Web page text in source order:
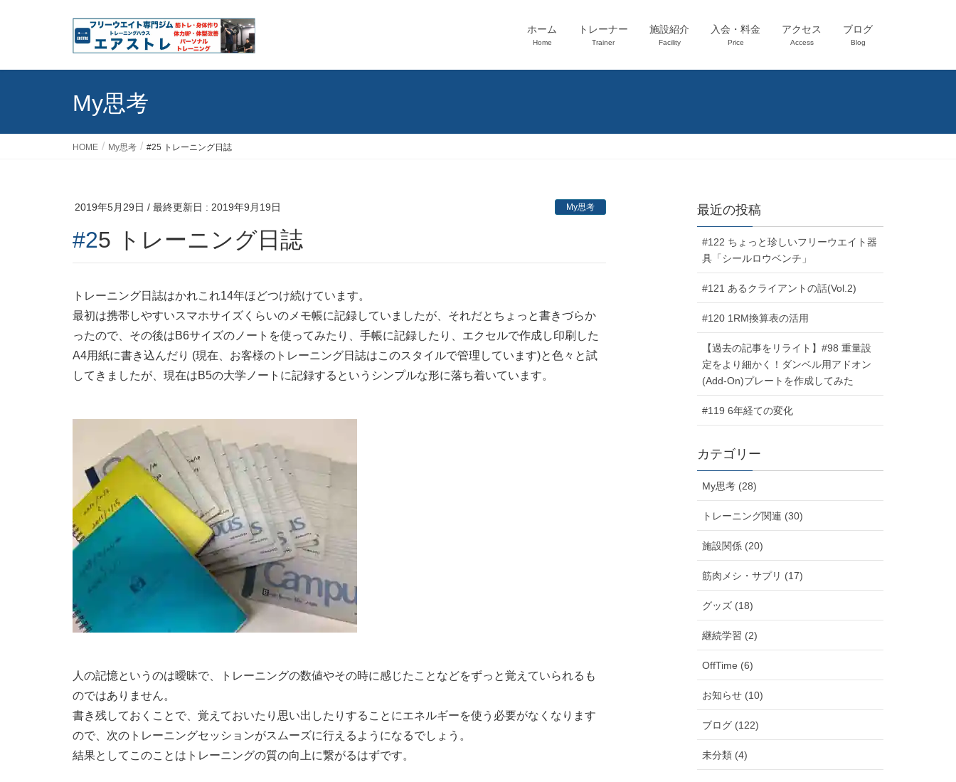
ホーム
Home
トレーナー
Trainer
施設紹介
Facility
入会・料金
Price
アクセス
Access
ブログ
Blog
My思考
HOME My思考 #25 トレーニング日誌
2019年5月29日 / 最終更新日 : 2019年9月19日 My思考
#25 トレーニング日誌
トレーニング日誌はかれこれ14年ほどつけ続けています。
最初は携帯しやすいスマホサイズくらいのメモ帳に記録していましたが、それだとちょっと書きづらか
ったので、その後はB6サイズのノートを使ってみたり、手帳に記録したり、エクセルで作成し印刷した
A4用紙に書き込んだり (現在、お客様のトレーニング日誌はこのスタイルで管理しています)と色々と試
してきましたが、現在はB5の大学ノートに記録するというシンプルな形に落ち着いています。
人の記憶というのは曖昧で、トレーニングの数値やその時に感じたことなどをずっと覚えていられるも
のではありません。
書き残しておくことで、覚えておいたり思い出したりすることにエネルギーを使う必要がなくなります
ので、次のトレーニングセッションがスムーズに行えるようになるでしょう。
結果としてこのことはトレーニングの質の向上に繋がるはずです。
最近の投稿
#122 ちょっと珍しいフリーウエイト器
具「シールロウベンチ」
#121 あるクライアントの話(Vol.2)
#120 1RM換算表の活用
【過去の記事をリライト】#98 重量設
定をより細かく！ダンベル用アドオン
(Add-On)プレートを作成してみた
#119 6年経ての変化
カテゴリー
My思考 (28)
トレーニング関連 (30)
施設関係 (20)
筋肉メシ・サプリ (17)
グッズ (18)
継続学習 (2)
OffTime (6)
お知らせ (10)
ブログ (122)
未分類 (4)